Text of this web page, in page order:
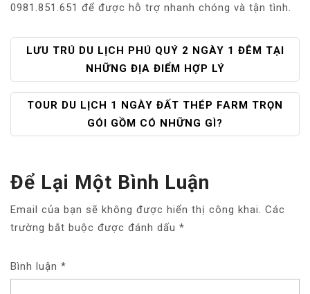
0981.851.651 để được hỗ trợ nhanh chóng và tận tình.
Ề
Ư
G
À
I
I
Ế
LƯU TRÚ DU LỊCH PHÚ QUÝ 2 NGÀY 1 ĐÊM TẠI
NHỮNG ĐỊA ĐIỂM HỢP LÝ
TOUR DU LỊCH 1 NGÀY ĐẤT THÉP FARM TRỌN
GÓI GỒM CÓ NHỮNG GÌ?
Để Lại Một Bình Luận
Email của bạn sẽ không được hiển thị công khai. Các
trường bắt buộc được đánh dấu *
Bình luận *